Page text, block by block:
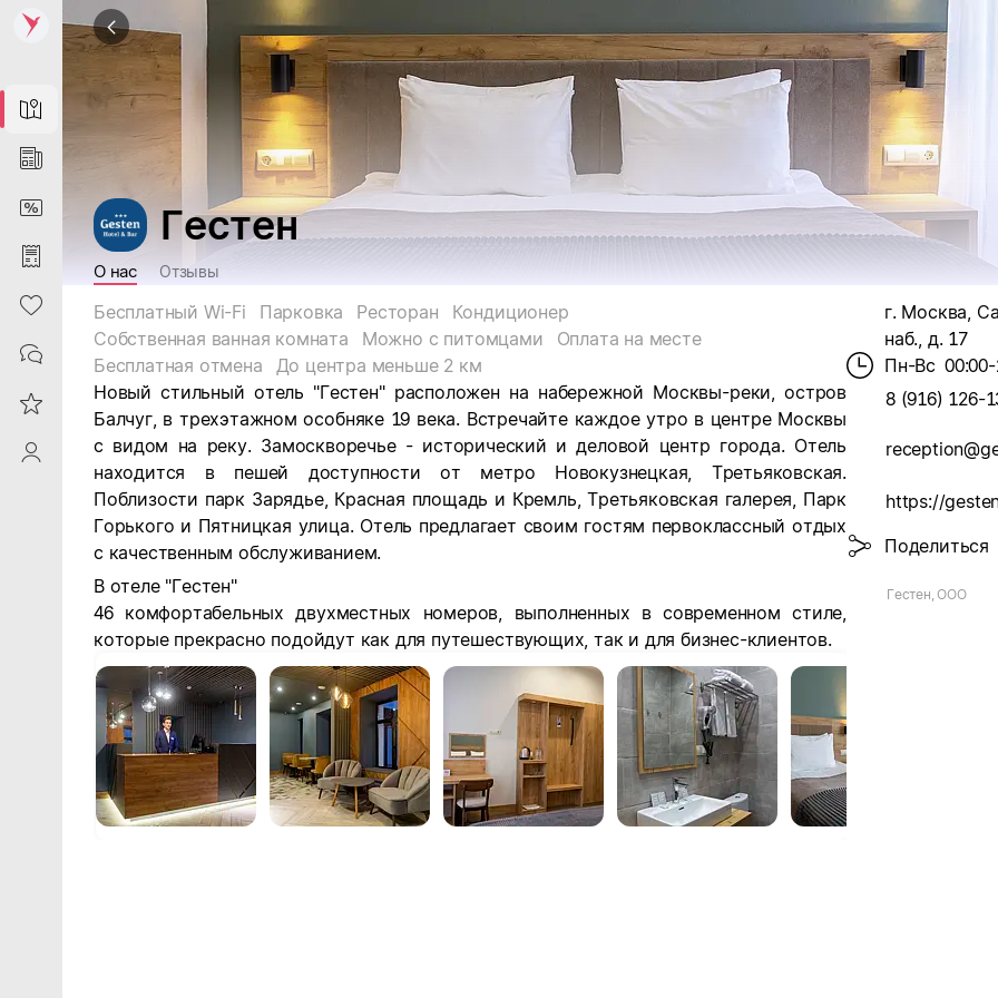
Map
News
DiscountCard
Purchases
Heart
Contacts
Reviews
ProfileSaby
Гестен
О нас Отзывы
Бесплатный Wi-Fi Парковка Ресторан
Кондиционер
Собственная ванная комната
Можно с питомцами
Оплата на месте
Бесплатная отмена
До центра меньше 2 км
Новый стильный отель "Гестен" расположен на набережной Москвы-реки, остров
Балчуг, в трехэтажном особняке 19 века. Встречайте каждое утро в центре Москвы
с видом на реку. Замоскворечье - исторический и деловой центр города. Отель
находится в пешей доступности от метро Новокузнецкая, Третьяковская.
Поблизости парк Зарядье, Красная площадь и Кремль, Третьяковская галерея, Парк
Горького и Пятницкая улица. Отель предлагает своим гостям первоклассный отдых
с качественным обслуживанием.
В отеле "Гестен"
46 комфортабельных двухместных номеров, выполненных в современном стиле,
которые прекрасно подойдут как для путешествующих, так и для бизнес-клиентов.
г. Москва,
наб., д. 17
Пн-Вс
8 (916) 126-
https://
Поделиться
Гестен, ООО